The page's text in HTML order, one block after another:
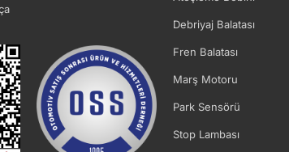
Debriyaj Balatası
Fren Balatası
Marş Motoru
Park Sensörü
Stop Lambası